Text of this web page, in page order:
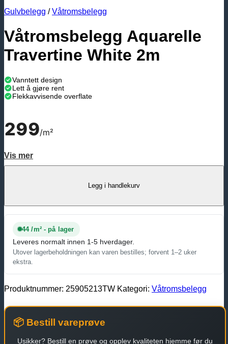
Gulvbelegg / Våtromsbelegg
Våtromsbelegg Aquarelle
Travertine White 2m
Vanntett design
Lett å gjøre rent
Flekkavvisende overflate
299/m²
Vis mer
Legg i handlekurv
44 /m² - på lager
Leveres normalt innen 1-5 hverdager.
Utover lagerbeholdningen kan varen bestilles; forvent 1–2 uker
ekstra.
Produktnummer: 25905213TW Kategori: Våtromsbelegg
📦 Bestill vareprøve
Usikker? Bestill en prøve og opplev kvaliteten hjemme før du